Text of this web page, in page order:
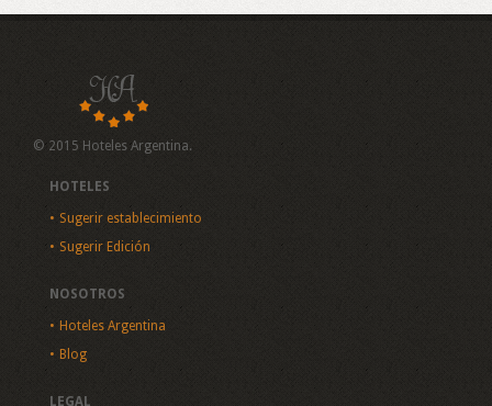
© 2015 Hoteles Argentina.
HOTELES
Sugerir establecimiento
Sugerir Edición
NOSOTROS
Hoteles Argentina
Blog
LEGAL